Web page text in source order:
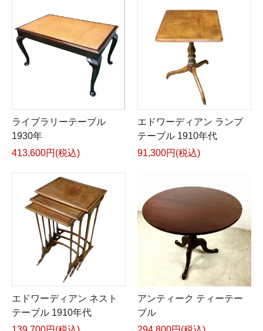
ライブラリーテーブル
1930年
413,600円(税込)
エドワーディアン ランプ
テーブル 1910年代
91,300円(税込)
エドワーディアン ネスト
テーブル 1910年代
アンティーク ティーテー
ブル